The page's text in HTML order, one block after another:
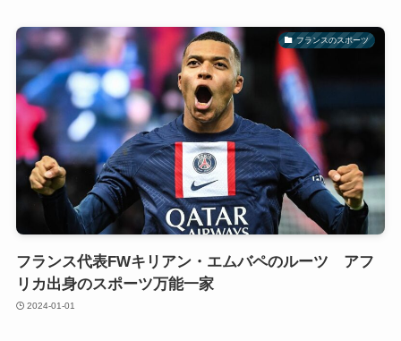
フランスのスポーツ
フランス代表FWキリアン・エムバペのルーツ アフ
リカ出身のスポーツ万能一家
2024-01-01